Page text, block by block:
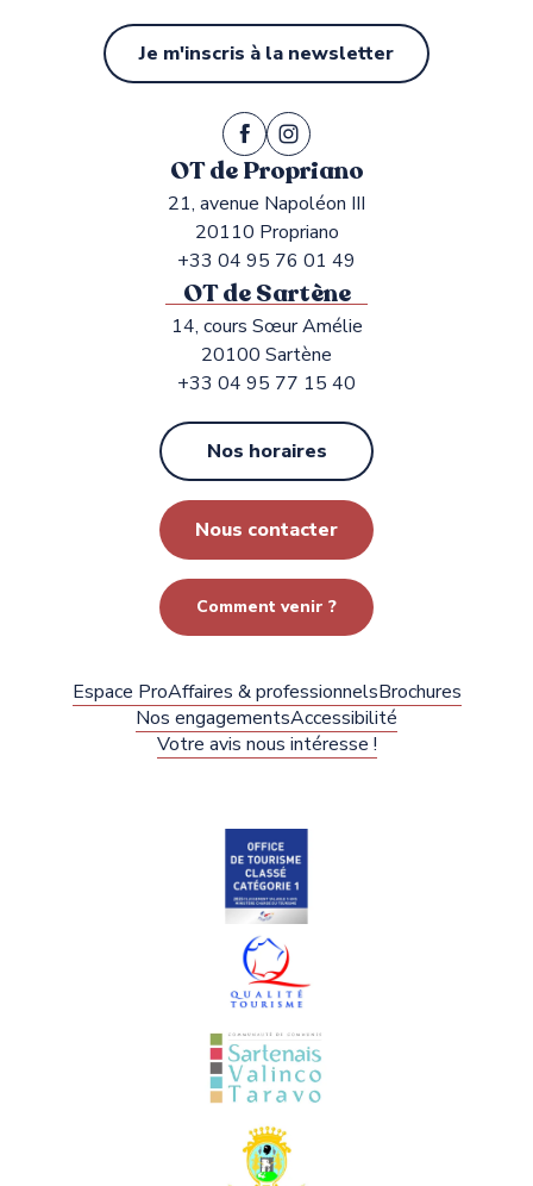
Je m'inscris à la newsletter
OT de Propriano
21, avenue Napoléon III
20110 Propriano
+33 04 95 76 01 49
OT de Sartène
14, cours Sœur Amélie
20100 Sartène
+33 04 95 77 15 40
Nos horaires
Nous contacter
Comment venir ?
Espace ProAffaires & professionnelsBrochures
Nos engagementsAccessibilité
Votre avis nous intéresse !